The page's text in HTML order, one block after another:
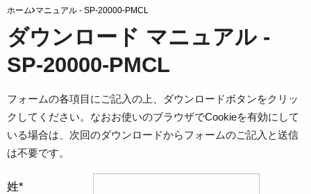
ホーム マニュアル - SP-20000-PMCL
ダウンロード マニュアル -
SP-20000-PMCL
フォームの各項目にご記入の上、ダウンロードボタンをクリッ
クしてください。なおお使いのブラウザでCookieを有効にして
いる場合は、次回のダウンロードからフォームのご記入と送信
は不要です。
姓